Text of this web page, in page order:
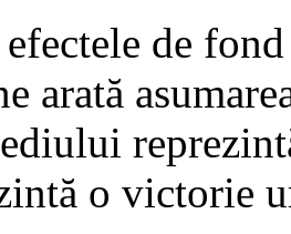
de
arată
o victorie